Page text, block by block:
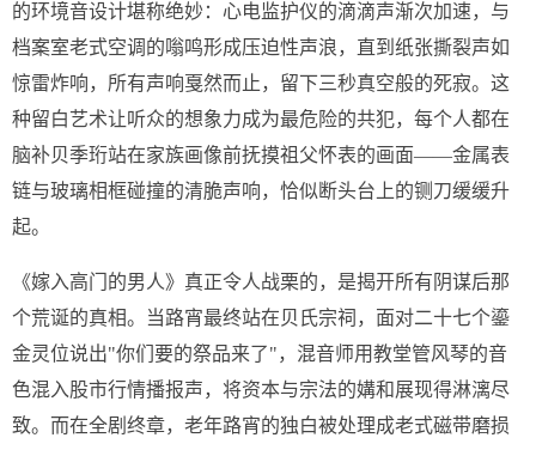
的环境音设计堪称绝妙：心电监护仪的滴滴声渐次加速，与
档案室老式空调的嗡鸣形成压迫性声浪，直到纸张撕裂声如
惊雷炸响，所有声响戛然而止，留下三秒真空般的死寂。这
种留白艺术让听众的想象力成为最危险的共犯，每个人都在
脑补贝季珩站在家族画像前抚摸祖父怀表的画面——金属表
链与玻璃相框碰撞的清脆声响，恰似断头台上的铡刀缓缓升
起。
《嫁入高门的男人》真正令人战栗的，是揭开所有阴谋后那
个荒诞的真相。当路宵最终站在贝氏宗祠，面对二十七个鎏
金灵位说出"你们要的祭品来了"，混音师用教堂管风琴的音
色混入股市行情播报声，将资本与宗法的媾和展现得淋漓尽
致。而在全剧终章，老年路宵的独白被处理成老式磁带磨损